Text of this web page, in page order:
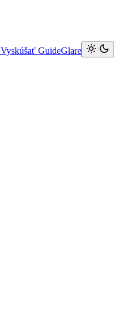
Vyskúšať GuideGlare